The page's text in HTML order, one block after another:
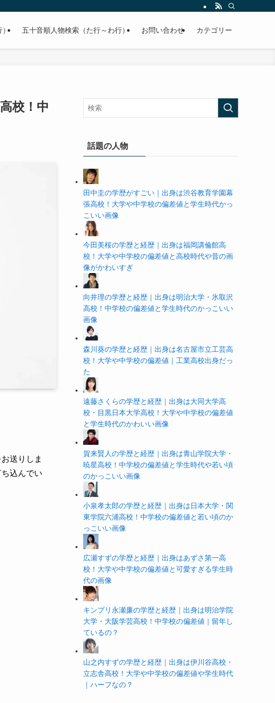
どの有名人の学歴や高校・大学の偏差値まで紹介していきます。
） 五十音順人物検索（た行～わ行） お問い合わせ カテゴリー
校！中
送りしま
込んでい
話題の人物
田中圭の学歴がすごい｜出身は渋谷教育学園幕
張高校！大学や中学校の偏差値と学生時代かっ
こいい画像
今田美桜の学歴と経歴｜出身は福岡講倫館高
校！大学や中学校の偏差値と高校時代や昔の画
像がかわいすぎ
向井理の学歴と経歴｜出身は明治大学・氷取沢
高校！中学校の偏差値と学生時代のかっこいい
画像
森川葵の学歴と経歴｜出身は名古屋市立工芸高
校！大学や中学校の偏差値｜工業高校出身だっ
た
遠藤さくらの学歴と経歴｜出身は大同大学高
校・目黒日本大学高校！大学や中学校の偏差値
と学生時代のかわいい画像
賀来賢人の学歴と経歴｜出身は青山学院大学・
暁星高校！中学校の偏差値と学生時代や若い頃
のかっこいい画像
小泉孝太郎の学歴と経歴｜出身は日本大学・関
東学院六浦高校！中学校の偏差値と若い頃のか
っこいい画像
広瀬すずの学歴と経歴｜出身はあずさ第一高
校！大学や中学校の偏差値と可愛すぎる学生時
代の画像
キンプリ永瀬廉の学歴と経歴｜出身は明治学院
大学・大阪学芸高校！中学校の偏差値｜留年し
ているの？
山之内すずの学歴と経歴｜出身は伊川谷高校・
立志舎高校！大学や中学校の偏差値や学生時代
｜ハーフなの？